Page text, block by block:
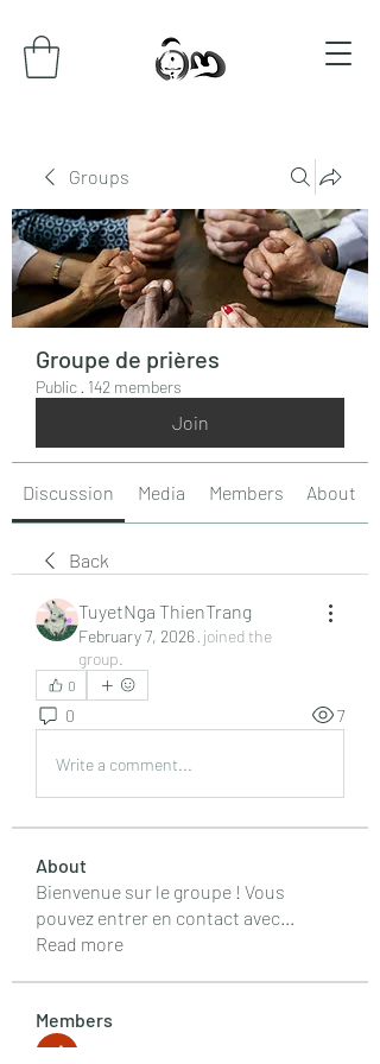
Groups
Groupe de prières
Public · 142 members
Join
Discussion Media Members About
Back
TuyetNga ThienTrang
February 7, 2026· joined the
group.
0
0 7
Write a comment...
About
Bienvenue sur le groupe ! Vous
pouvez entrer en contact avec...
Read more
Members